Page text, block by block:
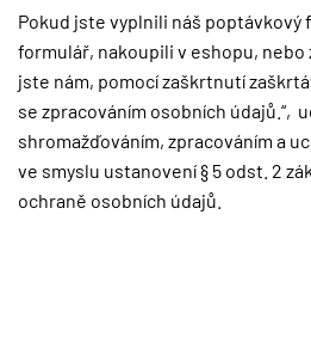
Pokud jste vyplnili náš
formulář, nakoupili v eshopu, nebo
jste nám, pomocí zaškrtnutí
se zpracováním osobních údajů.“,
shromažďováním, zpracováním a
ve smyslu ustanovení § 5 odst. 2
ochraně osobních údajů.